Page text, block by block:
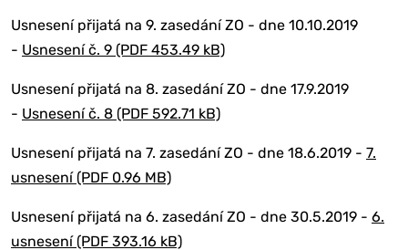
Usnesení přijatá na 9. zasedání ZO - dne 10.10.2019
- Usnesení č. 9 (PDF 453.49 kB)
Usnesení přijatá na 8. zasedání ZO - dne 17.9.2019
- Usnesení č. 8 (PDF 592.71 kB)
Usnesení přijatá na 7. zasedání ZO - dne 18.6.2019 - 7.
usnesení (PDF 0.96 MB)
Usnesení přijatá na 6. zasedání ZO - dne 30.5.2019 - 6.
usnesení (PDF 393.16 kB)